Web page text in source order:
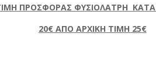
ΠΡΟΣΦΟΡΑΣ ΦΥΣΙΟΛΑΤΡΗ
20€ ΑΠΟ ΑΡΧΙΚΗ ΤΙΜΗ 25€